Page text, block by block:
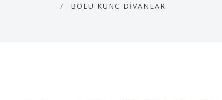
BOLU KUNC DIVANLAR